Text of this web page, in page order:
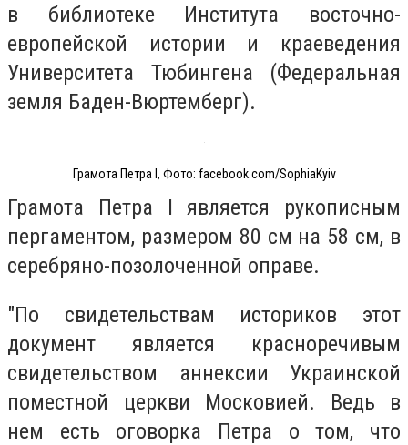
в библиотеке Института восточно-
европейской истории и краеведения
Университета Тюбингена (Федеральная
земля Баден-Вюртемберг).
Грамота Петра I, Фото: facebook.com/SophiaKyiv
Грамота Петра I является рукописным
пергаментом, размером 80 см на 58 см, в
серебряно-позолоченной оправе.
"По свидетельствам историков этот
документ является красноречивым
свидетельством аннексии Украинской
поместной церкви Московией. Ведь в
нем есть оговорка Петра о том, что